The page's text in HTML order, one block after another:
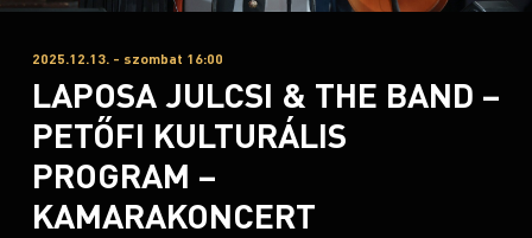
2025.12.13. - szombat 16:00
LAPOSA JULCSI & THE BAND –
PETŐFI KULTURÁLIS
PROGRAM –
KAMARAKONCERT